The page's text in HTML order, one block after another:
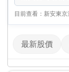
目前查看：新安東
最新股價